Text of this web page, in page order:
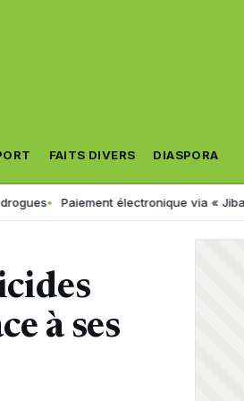
FAITS DIVERS DIASPORA
Paiement électronique via « Jibayatic »
à ses